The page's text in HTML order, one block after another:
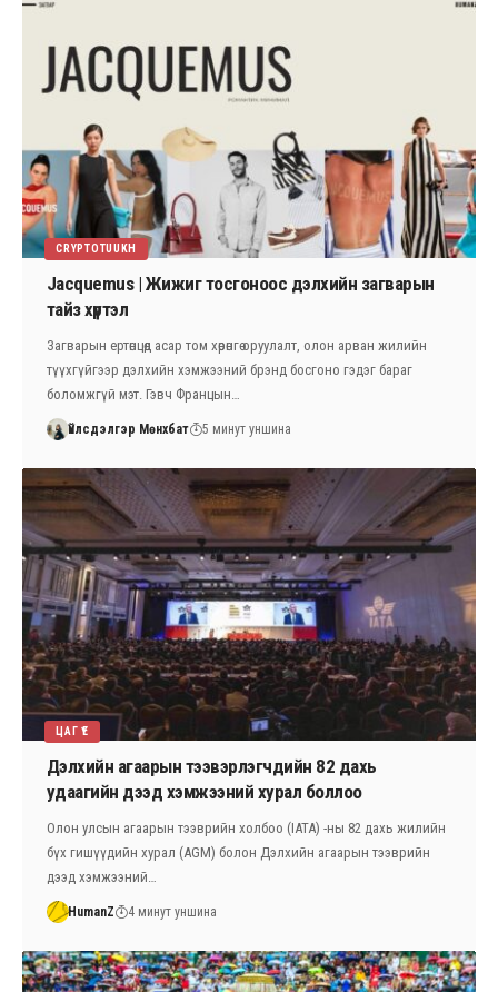
CRYPTOTUUKH
Jacquemus | Жижиг тосгоноос дэлхийн загварын
тайз хүртэл
Загварын ертөнцөд асар том хөрөнгө оруулалт, олон арван жилийн
түүхгүйгээр дэлхийн хэмжээний брэнд босгоно гэдэг бараг
боломжгүй мэт. Гэвч Францын…
Үйлсдэлгэр Мөнхбат 5 минут уншина
ЦАГ ҮЕ
Дэлхийн агаарын тээвэрлэгчдийн 82 дахь
удаагийн дээд хэмжээний хурал боллоо
Олон улсын агаарын тээврийн холбоо (IATA) -ны 82 дахь жилийн
бүх гишүүдийн хурал (AGM) болон Дэлхийн агаарын тээврийн
дээд хэмжээний…
HumanZ 4 минут уншина